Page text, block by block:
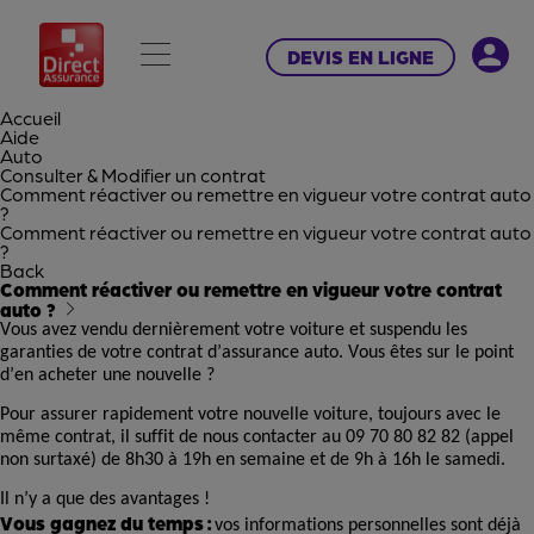
DEVIS EN LIGNE
Accueil
Aide
Auto
Consulter & Modifier un contrat
Comment réactiver ou remettre en vigueur votre contrat auto
?
Comment réactiver ou remettre en vigueur votre contrat auto
?
Back
Comment réactiver ou remettre en vigueur votre contrat
auto ?
Vous avez vendu dernièrement votre voiture et suspendu les
garanties de votre contrat d’assurance auto. Vous êtes sur le point
d’en acheter une nouvelle ?
Pour assurer rapidement votre nouvelle voiture, toujours avec le
même contrat, il suffit de nous contacter au 09 70 80 82 82 (appel
non surtaxé) de 8h30 à 19h en semaine et de 9h à 16h le samedi.
Il n’y a que des avantages !
Vous gagnez du temps :vos informations personnelles sont déjà